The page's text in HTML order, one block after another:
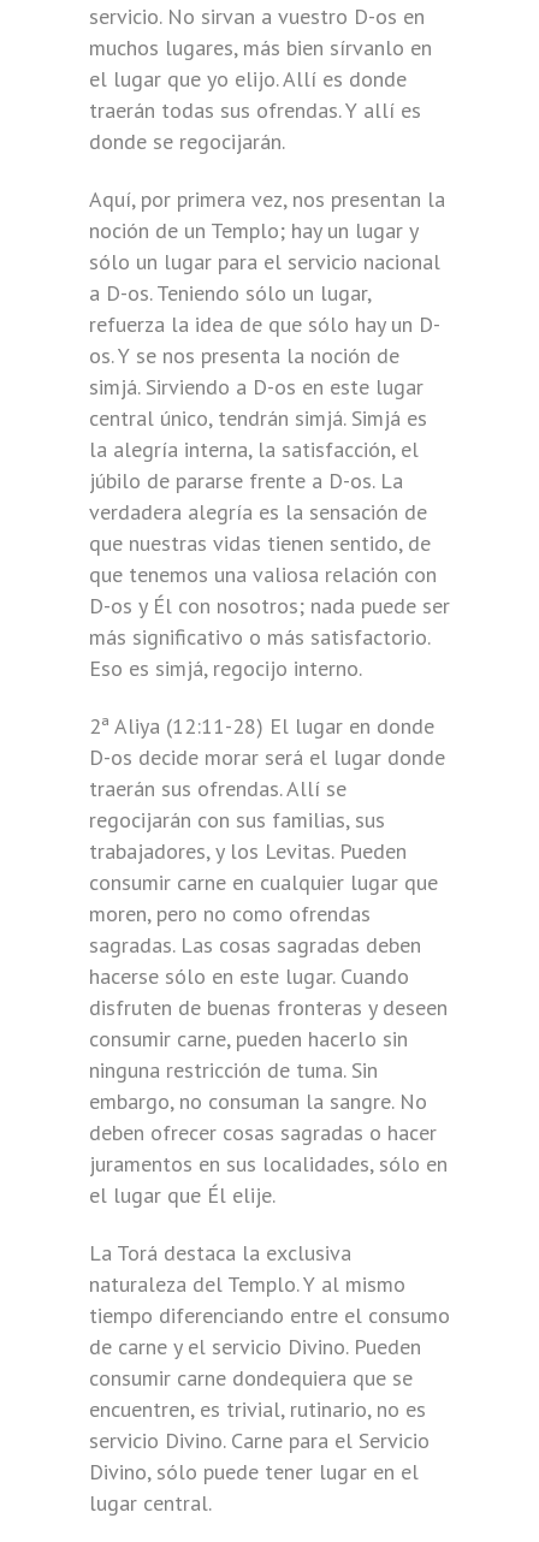
servicio. No sirvan a vuestro D-os en
muchos lugares, más bien sírvanlo en
el lugar que yo elijo. Allí es donde
traerán todas sus ofrendas. Y allí es
donde se regocijarán.
Aquí, por primera vez, nos presentan la
noción de un Templo; hay un lugar y
sólo un lugar para el servicio nacional
a D-os. Teniendo sólo un lugar,
refuerza la idea de que sólo hay un D-
os. Y se nos presenta la noción de
simjá. Sirviendo a D-os en este lugar
central único, tendrán simjá. Simjá es
la alegría interna, la satisfacción, el
júbilo de pararse frente a D-os. La
verdadera alegría es la sensación de
que nuestras vidas tienen sentido, de
que tenemos una valiosa relación con
D-os y Él con nosotros; nada puede ser
más significativo o más satisfactorio.
Eso es simjá, regocijo interno.
2ª Aliya (12:11-28) El lugar en donde
D-os decide morar será el lugar donde
traerán sus ofrendas. Allí se
regocijarán con sus familias, sus
trabajadores, y los Levitas. Pueden
consumir carne en cualquier lugar que
moren, pero no como ofrendas
sagradas. Las cosas sagradas deben
hacerse sólo en este lugar. Cuando
disfruten de buenas fronteras y deseen
consumir carne, pueden hacerlo sin
ninguna restricción de tuma. Sin
embargo, no consuman la sangre. No
deben ofrecer cosas sagradas o hacer
juramentos en sus localidades, sólo en
el lugar que Él elije.
La Torá destaca la exclusiva
naturaleza del Templo. Y al mismo
tiempo diferenciando entre el consumo
de carne y el servicio Divino. Pueden
consumir carne dondequiera que se
encuentren, es trivial, rutinario, no es
servicio Divino. Carne para el Servicio
Divino, sólo puede tener lugar en el
lugar central.